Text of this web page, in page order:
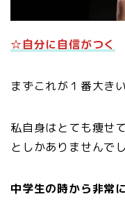
☆自分に自信がつく
まずこれが１番大き
私自身はとても痩せ
としかありませんでし
中学生の時から非常